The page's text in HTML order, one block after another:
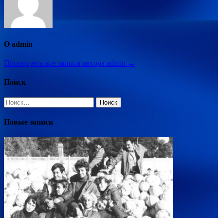
О admin
Посмотреть все записи автора admin →
Поиск
Найти:
Новые записи